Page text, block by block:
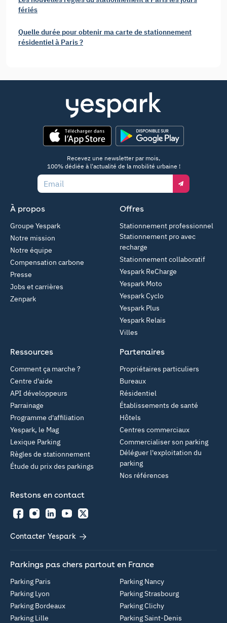
fériés
Quelle durée pour obtenir ma carte de stationnement
résidentiel à Paris ?
Recevez une newsletter par mois,
100% dédiée à l'actualité de la mobilité urbaine !
À propos
Groupe Yespark
Notre mission
Notre équipe
Compensation carbone
Presse
Jobs et carrières
Zenpark
Offres
Stationnement professionnel
Stationnement pro avec
recharge
Stationnement collaboratif
Yespark ReCharge
Yespark Moto
Yespark Cyclo
Yespark Plus
Yespark Relais
Villes
Partenaires
Propriétaires particuliers
Bureaux
Résidentiel
Établissements de santé
Hôtels
Centres commerciaux
Commercialiser son parking
Déléguer l'exploitation du
parking
Nos références
Ressources
Comment ça marche ?
Centre d'aide
API développeurs
Parrainage
Programme d'affiliation
Yespark, le Mag
Lexique Parking
Règles de stationnement
Étude du prix des parkings
Restons en contact
FacebookInstagramLinkedInYouTubeTwitter
Contacter Yespark
Parkings pas chers partout en France
Parking Paris
Parking Lyon
Parking Bordeaux
Parking Lille
Parking Nancy
Parking Strasbourg
Parking Clichy
Parking Saint-Denis